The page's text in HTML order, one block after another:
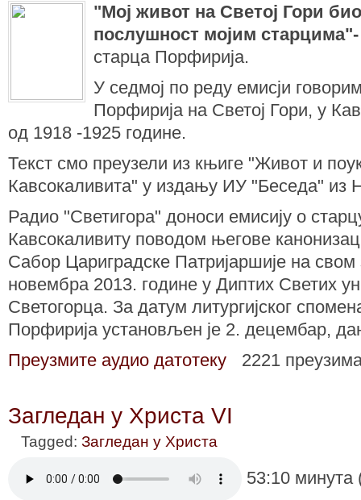
"Мој живот на Светој Гори
послушност мојим старцима"-
старца Порфирија.
У седмој по реду емисји
Порфирија на Светој Гори, у
од 1918 -1925 године.
Текст смо преузели из књиге "Живот и
Кавсокаливита" у издању ИУ "Беседа" из
Радио "Светигора" доноси емисију о
Кавсокаливиту поводом његове
Сабор Цариградске Патријаршије на свом
новембра 2013. године у Диптих Светих
Светогорца. За датум литургијског
Порфирија установљен је 2. децембар,
Преузмите аудио датотеку
2221
Загледан у Христа VI
Tagged: Загледан у Христа
53:10